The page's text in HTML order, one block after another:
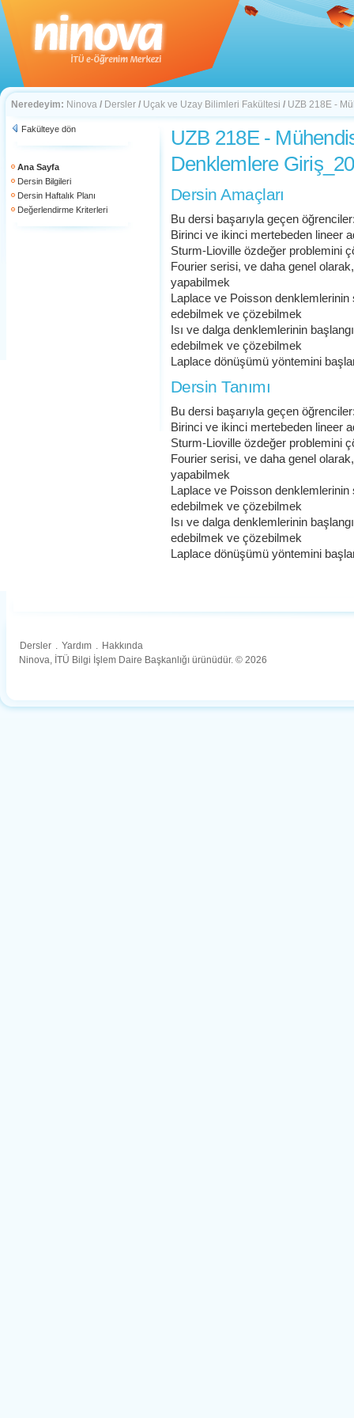
Neredeyim: Ninova / Dersler / Uçak ve Uzay Bilimleri Fakültesi / UZB 218E -
Fakülteye dön
Ana Sayfa
Dersin Bilgileri
Dersin Haftalık Planı
Değerlendirme Kriterleri
UZB 218E -
Denklemlere
Dersin Amaçları
Bu dersi başarıyla geçen
Birinci ve ikinci mertebeden lineer
Sturm-Lioville özdeğer problemini
Fourier serisi, ve daha genel
yapabilmek
Laplace ve Poisson denklemlerinin
edebilmek ve çözebilmek
Isı ve dalga denklemlerinin
edebilmek ve çözebilmek
Laplace dönüşümü yöntemini
Dersin Tanımı
Bu dersi başarıyla geçen
Birinci ve ikinci mertebeden lineer
Sturm-Lioville özdeğer problemini
Fourier serisi, ve daha genel
yapabilmek
Laplace ve Poisson denklemlerinin
edebilmek ve çözebilmek
Isı ve dalga denklemlerinin
edebilmek ve çözebilmek
Laplace dönüşümü yöntemini
Dersler . Yardım . Hakkında
Ninova, İTÜ Bilgi İşlem Daire Başkanlığı ürünüdür. © 2026